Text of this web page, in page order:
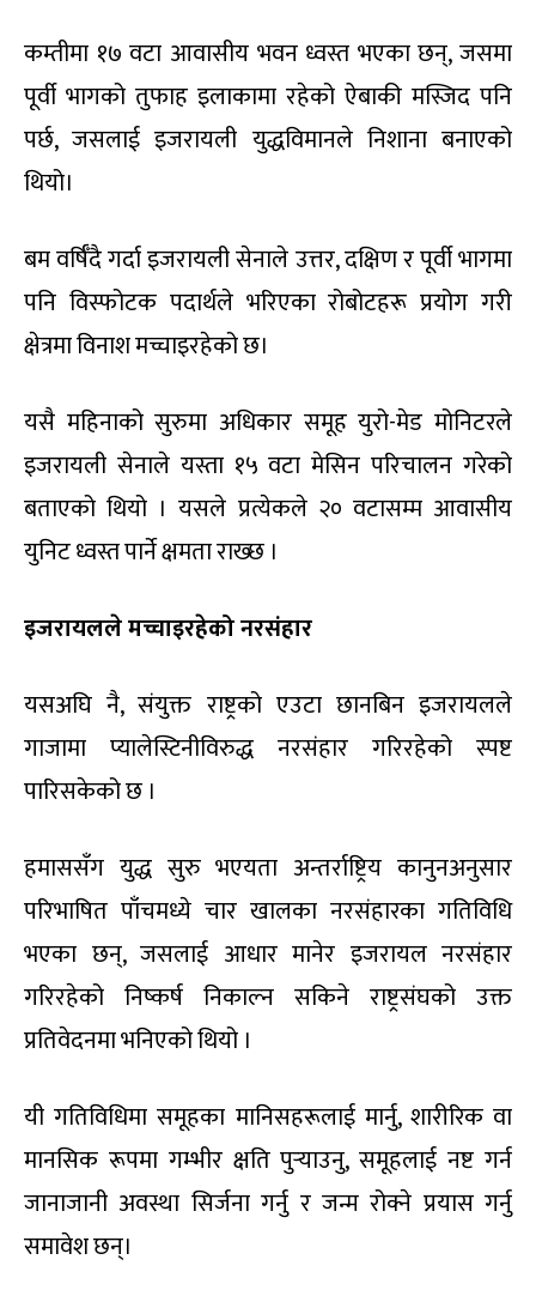
कम्तीमा १७ वटा आवासीय भवन ध्वस्त भएका छन्, जसमा
पूर्वी भागको तुफाह इलाकामा रहेको ऐबाकी मस्जिद पनि
पर्छ, जसलाई इजरायली युद्धविमानले निशाना बनाएको
थियो।
बम वर्षिँदै गर्दा इजरायली सेनाले उत्तर, दक्षिण र पूर्वी भागमा
पनि विस्फोटक पदार्थले भरिएका रोबोटहरू प्रयोग गरी
क्षेत्रमा विनाश मच्चाइरहेको छ।
यसै महिनाको सुरुमा अधिकार समूह युरो-मेड मोनिटरले
इजरायली सेनाले यस्ता १५ वटा मेसिन परिचालन गरेको
बताएको थियो । यसले प्रत्येकले २० वटासम्म आवासीय
युनिट ध्वस्त पार्ने क्षमता राख्छ ।
इजरायलले मच्चाइरहेको नरसंहार
यसअघि नै, संयुक्त राष्ट्रको एउटा छानबिन इजरायलले
गाजामा प्यालेस्टिनीविरुद्ध नरसंहार गरिरहेको स्पष्ट
पारिसकेको छ ।
हमाससँग युद्ध सुरु भएयता अन्तर्राष्ट्रिय कानुनअनुसार
परिभाषित पाँचमध्ये चार खालका नरसंहारका गतिविधि
भएका छन्, जसलाई आधार मानेर इजरायल नरसंहार
गरिरहेको निष्कर्ष निकाल्न सकिने राष्ट्रसंघको उक्त
प्रतिवेदनमा भनिएको थियो ।
यी गतिविधिमा समूहका मानिसहरूलाई मार्नु, शारीरिक वा
मानसिक रूपमा गम्भीर क्षति पुर्‍याउनु, समूहलाई नष्ट गर्न
जानाजानी अवस्था सिर्जना गर्नु र जन्म रोक्ने प्रयास गर्नु
समावेश छन्।